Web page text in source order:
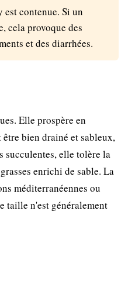
est contenue. Si un
cela provoque des
et des diarrhées.
Elle prospère en
bien drainé et sableux,
succulentes, elle tolère la
enrichi de sable. La
méditerranéennes ou
taille n'est généralement